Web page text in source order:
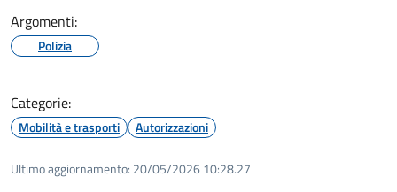
Argomenti:
Polizia
Categorie:
Mobilità e trasporti Autorizzazioni
Ultimo aggiornamento: 20/05/2026 10:28.27